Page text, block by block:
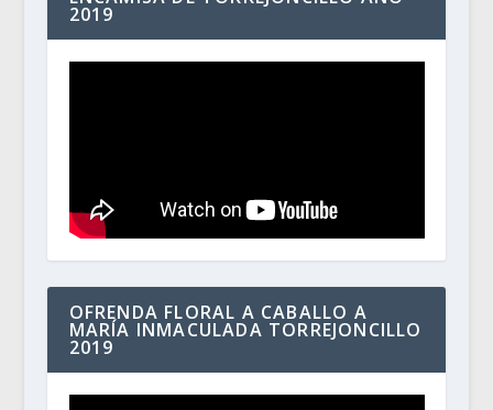
2019
OFRENDA FLORAL A CABALLO A
MARÍA INMACULADA TORREJONCILLO
2019